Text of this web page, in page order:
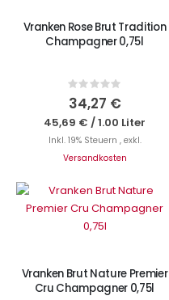
Vranken Rose Brut Tradition
Champagner 0,75l
Rating:
0%
34,27 €
45,69 € /1.00 Liter
Inkl. 19% Steuern , exkl.
Versandkosten
IN DEN WARENKORB
Vranken Brut Nature Premier
Cru Champagner 0,75l